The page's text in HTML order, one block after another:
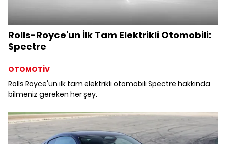
Rolls-Royce'un İlk Tam Elektrikli Otomobili:
Spectre
OTOMOTİV
Rolls Royce'un ilk tam elektrikli otomobili Spectre hakkında
bilmeniz gereken her şey.